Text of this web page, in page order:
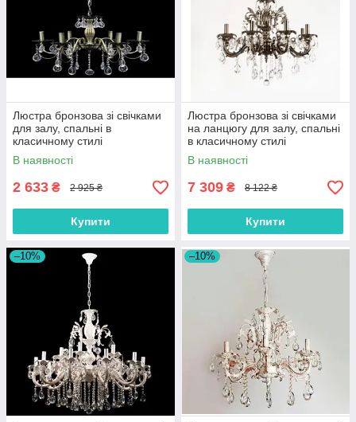
Люстра бронзова зі свічками
для залу, спальні в
класичному стилі
В наявності
2 633 ₴ 2 925 ₴
Купити
Люстра бронзова зі свічками
на ланцюгу для залу, спальні
в класичному стилі
В наявності
7 309 ₴ 8 122 ₴
Купити
–10% –10%